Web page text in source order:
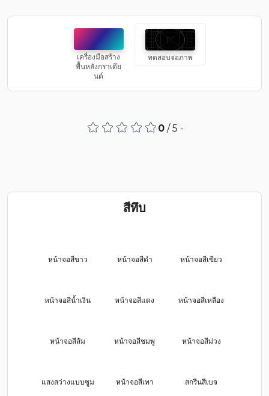
เครื่องมือสร้าง
พื้นหลังกราเดีย
นต์
ทดสอบจอภาพ
0/ 5 -
สีทึบ
หน้าจอสีขาว หน้าจอสีดำ หน้าจอสีเขียว
หน้าจอสีน้ำเงิน หน้าจอสีแดง หน้าจอสีเหลือง
หน้าจอสีส้ม หน้าจอสีชมพู หน้าจอสีม่วง
แสงสว่างแบบซูม หน้าจอสีเทา สกรีนสีเบจ